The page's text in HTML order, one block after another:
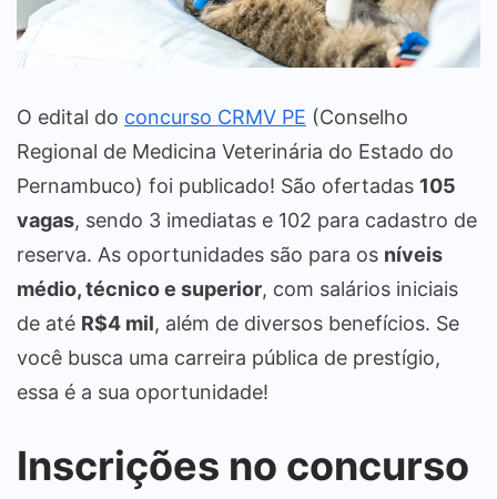
O edital do concurso CRMV PE (Conselho
Regional de Medicina Veterinária do Estado do
Pernambuco) foi publicado! São ofertadas 105
vagas, sendo 3 imediatas e 102 para cadastro de
reserva. As oportunidades são para os níveis
médio, técnico e superior, com salários iniciais
de até R$4 mil, além de diversos benefícios. Se
você busca uma carreira pública de prestígio,
essa é a sua oportunidade!
Inscrições no concurso